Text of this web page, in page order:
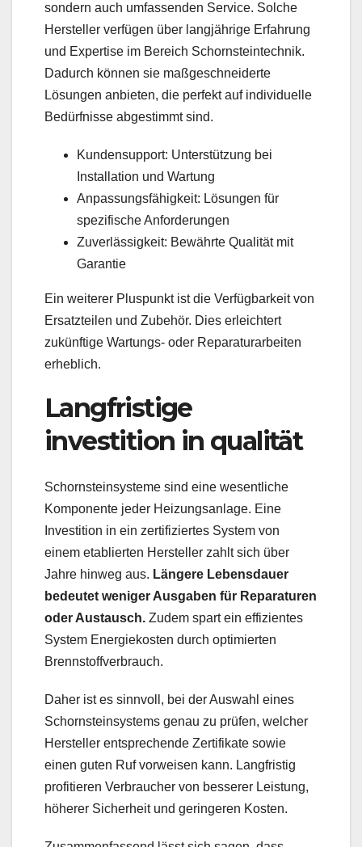
sondern auch umfassenden Service. Solche
Hersteller verfügen über langjährige Erfahrung
und Expertise im Bereich Schornsteintechnik.
Dadurch können sie maßgeschneiderte
Lösungen anbieten, die perfekt auf individuelle
Bedürfnisse abgestimmt sind.
Kundensupport: Unterstützung bei
Installation und Wartung
Anpassungsfähigkeit: Lösungen für
spezifische Anforderungen
Zuverlässigkeit: Bewährte Qualität mit
Garantie
Ein weiterer Pluspunkt ist die Verfügbarkeit von
Ersatzteilen und Zubehör. Dies erleichtert
zukünftige Wartungs- oder Reparaturarbeiten
erheblich.
Langfristige
investition in qualität
Schornsteinsysteme sind eine wesentliche
Komponente jeder Heizungsanlage. Eine
Investition in ein zertifiziertes System von
einem etablierten Hersteller zahlt sich über
Jahre hinweg aus. Längere Lebensdauer
bedeutet weniger Ausgaben für Reparaturen
oder Austausch. Zudem spart ein effizientes
System Energiekosten durch optimierten
Brennstoffverbrauch.
Daher ist es sinnvoll, bei der Auswahl eines
Schornsteinsystems genau zu prüfen, welcher
Hersteller entsprechende Zertifikate sowie
einen guten Ruf vorweisen kann. Langfristig
profitieren Verbraucher von besserer Leistung,
höherer Sicherheit und geringeren Kosten.